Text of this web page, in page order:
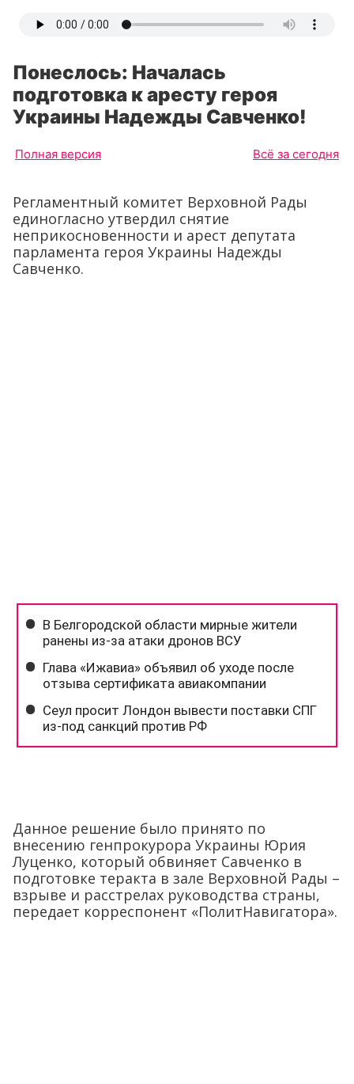
Понеслось: Началась
подготовка к аресту героя
Украины Надежды Савченко!
Полная версия Всё за сегодня
Регламентный комитет Верховной Рады
единогласно утвердил снятие
неприкосновенности и арест депутата
парламента героя Украины Надежды
Савченко.
Данное решение было принято по
внесению генпрокурора Украины Юрия
Луценко, который обвиняет Савченко в
подготовке теракта в зале Верховной Рады –
взрыве и расстрелах руководства страны,
передает корреспонент «ПолитНавигатора».